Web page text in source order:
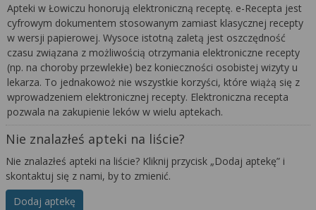
Apteki w Łowiczu honorują elektroniczną receptę. e-Recepta jest
cyfrowym dokumentem stosowanym zamiast klasycznej recepty
w wersji papierowej. Wysoce istotną zaletą jest oszczędność
czasu związana z możliwością otrzymania elektroniczne recepty
(np. na choroby przewlekłe) bez konieczności osobistej wizyty u
lekarza. To jednakowoż nie wszystkie korzyści, które wiążą się z
wprowadzeniem elektronicznej recepty. Elektroniczna recepta
pozwala na zakupienie leków w wielu aptekach.
Nie znalazłeś apteki na liście?
Nie znalazłeś apteki na liście? Kliknij przycisk „Dodaj aptekę” i
skontaktuj się z nami, by to zmienić.
Dodaj aptekę